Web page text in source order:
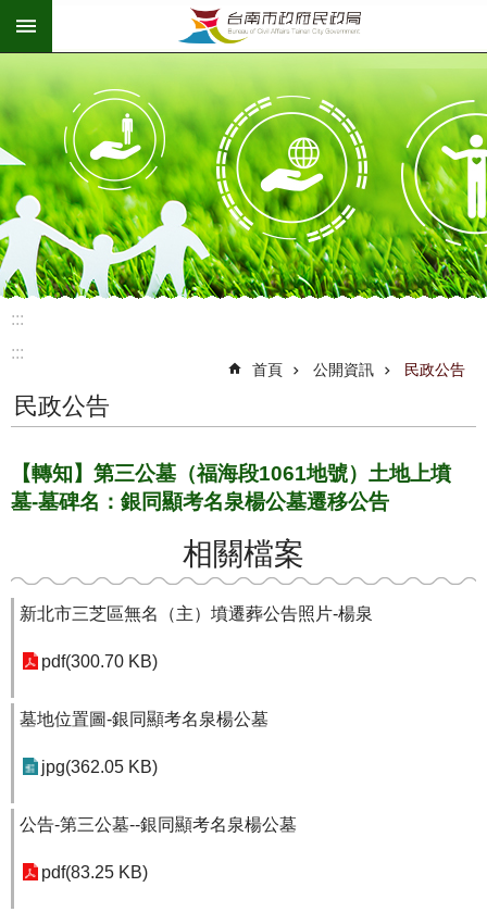
跳到主要內容區塊
:::
:::
首頁 公開資訊 民政公告
民政公告
【轉知】第三公墓（福海段1061地號）土地上墳
墓-墓碑名：銀同顯考名泉楊公墓遷移公告
相關檔案
新北市三芝區無名（主）墳遷葬公告照片-楊泉
pdf(300.70 KB)
墓地位置圖-銀同顯考名泉楊公墓
jpg(362.05 KB)
公告-第三公墓--銀同顯考名泉楊公墓
pdf(83.25 KB)